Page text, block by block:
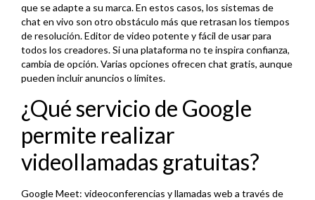
que se adapte a su marca. En estos casos, los sistemas de
chat en vivo son otro obstáculo más que retrasan los tiempos
de resolución. Editor de video potente y fácil de usar para
todos los creadores. Si una plataforma no te inspira confianza,
cambia de opción. Varias opciones ofrecen chat gratis, aunque
pueden incluir anuncios o límites.
¿Qué servicio de Google
permite realizar
videollamadas gratuitas?
Google Meet: videoconferencias y llamadas web a través de